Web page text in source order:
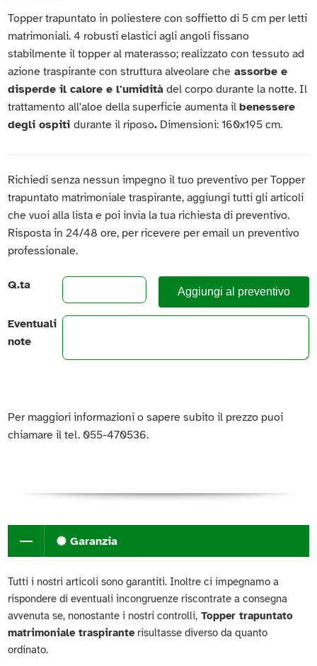
Topper trapuntato in poliestere con soffietto di 5 cm per letti
matrimoniali. 4 robusti elastici agli angoli fissano
stabilmente il topper al materasso; realizzato con tessuto ad
azione traspirante con struttura alveolare che assorbe e
disperde il calore e l'umidità del corpo durante la notte. Il
trattamento all'aloe della superficie aumenta ilbenessere
degli ospitidurante il riposo. Dimensioni: 160x195 cm.
Richiedi senza nessun impegno il tuo preventivo per Topper
trapuntato matrimoniale traspirante, aggiungi tutti gli articoli
che vuoi alla lista e poi invia la tua richiesta di preventivo.
Risposta in 24/48 ore, per ricevere per email un preventivo
professionale.
Q.ta Aggiungi al preventivo
Eventuali
note
Per maggiori informazioni o sapere subito il prezzo puoi
chiamare il tel. 055-470536.
Garanzia
Tutti i nostri articoli sono garantiti. Inoltre ci impegnamo a
rispondere di eventuali incongruenze riscontrate a consegna
avvenuta se, nonostante i nostri controlli, Topper trapuntato
matrimoniale traspiranterisultasse diverso da quanto
ordinato.